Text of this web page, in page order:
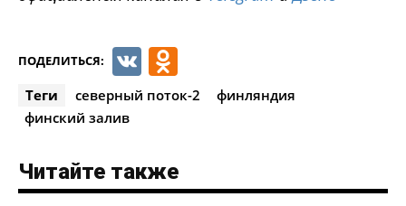
ПОДЕЛИТЬСЯ: VK
Теги северный поток-2
финляндия
финский залив
Читайте также